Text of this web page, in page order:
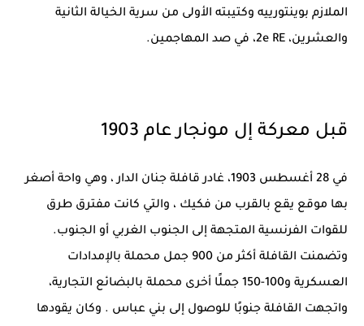
الملازم بوينتورييه وكتيبته الأولى من سرية الخيالة الثانية
والعشرين، 2e RE، في صد المهاجمين.
قبل معركة إل مونجار عام 1903
في 28 أغسطس 1903، غادر قافلة جنان الدار، وهي واحة أصغر
بها موقع يقع بالقرب من فكيك ، والتي كانت مفترق طرق
للقوات الفرنسية المتجهة إلى الجنوب الغربي أو الجنوب.
وتضمنت القافلة أكثر من 900 جمل محملة بالإمدادات
العسكرية و100-150 جملًا أخرى محملة بالبضائع التجارية،
واتجهت القافلة جنوبًا للوصول إلى بني عباس . وكان يقودها